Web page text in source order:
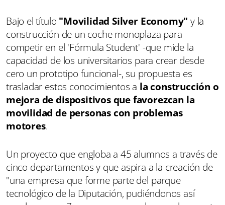
Bajo el título "Movilidad Silver Economy"y la
construcción de un coche monoplaza para
competir en el 'Fórmula Student' -que mide la
capacidad de los universitarios para crear desde
cero un prototipo funcional-, su propuesta es
trasladar estos conocimientos a la construcción o
mejora de dispositivos que favorezcan la
movilidad de personas con problemas
motores.
Un proyecto que engloba a 45 alumnos a través de
cinco departamentos y que aspira a la creación de
"una empresa que forme parte del parque
tecnológico de la Diputación, pudiéndonos así